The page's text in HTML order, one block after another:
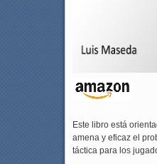
Este libro está
amena y eficaz el
táctica para los